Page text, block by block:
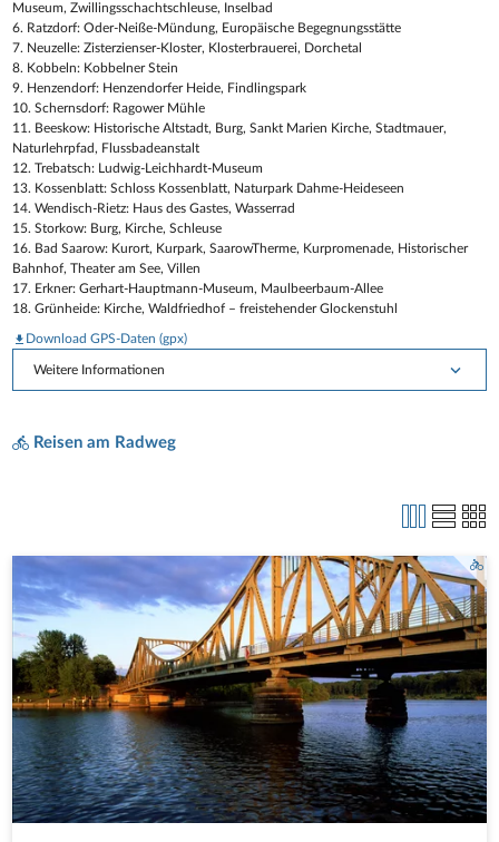
Weitere Informationen
Museum, Zwillingsschachtschleuse, Inselbad
6. Ratzdorf: Oder-Neiße-Mündung, Europäische Begegnungsstätte
7. Neuzelle: Zisterzienser-Kloster, Klosterbrauerei, Dorchetal
8. Kobbeln: Kobbelner Stein
9. Henzendorf: Henzendorfer Heide, Findlingspark
10. Schernsdorf: Ragower Mühle
11. Beeskow: Historische Altstadt, Burg, Sankt Marien Kirche, Stadtmauer,
Naturlehrpfad, Flussbadeanstalt
12. Trebatsch: Ludwig-Leichhardt-Museum
13. Kossenblatt: Schloss Kossenblatt, Naturpark Dahme-Heideseen
14. Wendisch-Rietz: Haus des Gastes, Wasserrad
15. Storkow: Burg, Kirche, Schleuse
16. Bad Saarow: Kurort, Kurpark, SaarowTherme, Kurpromenade, Historischer
Bahnhof, Theater am See, Villen
17. Erkner: Gerhart-Hauptmann-Museum, Maulbeerbaum-Allee
18. Grünheide: Kirche, Waldfriedhof – freistehender Glockenstuhl
Download GPS-Daten (gpx)
Reisen am Radweg